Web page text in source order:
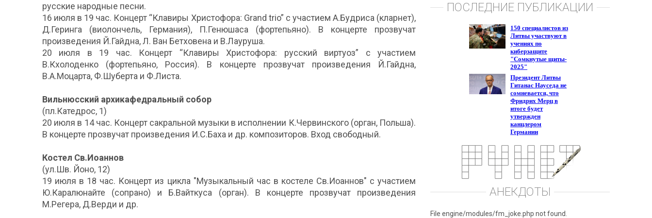
русские народные песни.
16 июля в 19 час. Концерт “Клавиры Христофора: Grand trio” с участием А.Будриса (кларнет),
Д.Геринга (виолончель, Германия), П.Генюшаса (фортепьяно). В концерте прозвучат
произведения Й.Гайдна, Л. Ван Бетховена и В.Лауруша.
20 июля в 19 час. Концерт “Клавиры Христофора: русский виртуоз” с участием
В.Кхолоденко (фортепьяно, Россия). В концерте прозвучат произведения Й.Гайдна,
В.А.Моцарта, Ф.Шуберта и Ф.Листа.
Вильнюсский архикафедральный собор
(пл.Катедрос, 1)
20 июля в 14 час. Концерт сакральной музыки в исполнении К.Червинского (орган, Польша).
В концерте прозвучат произведения И.С.Баха и др. композиторов. Вход свободный.
Костел Св.Иоаннов
(ул.Шв. Йоно, 12)
19 июля в 18 час. Концерт из цикла "Музыкальный час в костеле Св.Иоаннов" с участием
Ю.Каралюнайте (сопрано) и Б.Вайткуса (орган). В концерте прозвучат произведения
М.Регера, Д.Верди и др.
ПОСЛЕДНИЕ ПУБЛИКАЦИИ
АНЕКДОТЫ
File engine/modules/fm_joke.php not found.